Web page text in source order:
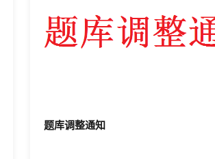
题库调整通知